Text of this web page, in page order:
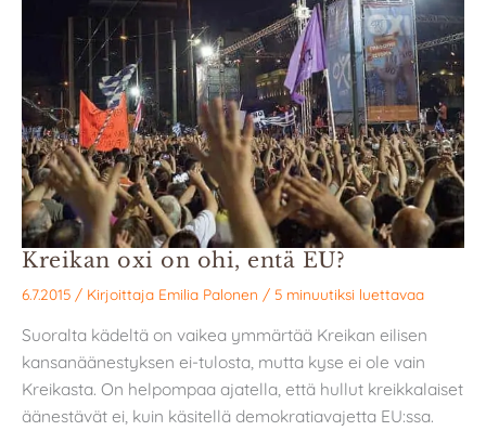
Kreikan oxi on ohi, entä EU?
6.7.2015 / Kirjoittaja Emilia Palonen / 5 minuutiksi luettavaa
Suoralta kädeltä on vaikea ymmärtää Kreikan eilisen
kansanäänestyksen ei-tulosta, mutta kyse ei ole vain
Kreikasta. On helpompaa ajatella, että hullut kreikkalaiset
äänestävät ei, kuin käsitellä demokratiavajetta EU:ssa.